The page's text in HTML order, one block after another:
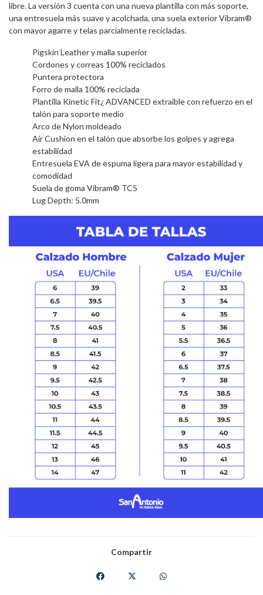
libre. La versión 3 cuenta con una nueva plantilla con más soporte,
una entresuela más suave y acolchada, una suela exterior Vibram®
con mayor agarre y telas parcialmente recicladas.
Pigskin Leather y malla superior
Cordones y correas 100% reciclados
Puntera protectora
Forro de malla 100% reciclada
Plantilla Kinetic Fit¿ ADVANCED extraíble con refuerzo en el
talón para soporte medio
Arco de Nylon moldeado
Air Cushion en el talón que absorbe los golpes y agrega
estabilidad
Entresuela EVA de espuma ligera para mayor estabilidad y
comodidad
Suela de goma Vibram® TC5
Lug Depth: 5.0mm
Compartir